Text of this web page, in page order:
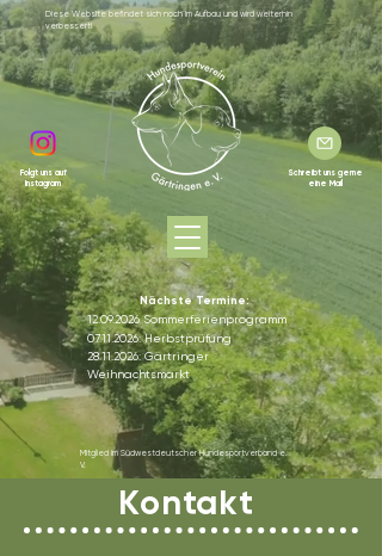
Diese Website befindet sich noch im Aufbau und wird weiterhin
verbessert!
Folgt uns auf
Instagram
Schreibt uns gerne
eine Mail
Nächste Termine:
12.09.2026 Sommerferienprogramm
07.11.2026: Herbstprüfung
28.11.2026: Gärtringer
Weihnachtsmarkt
Mitglied im Südwestdeutscher Hundesportverband e.
V.
Kontakt